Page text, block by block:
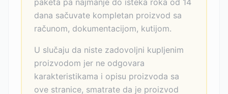
paketa pa najmanje do isteka roka od 14
dana sačuvate kompletan proizvod sa
računom, dokumentacijom, kutijom.
U slučaju da niste zadovoljni kupljenim
proizvodom jer ne odgovara
karakteristikama i opisu proizvoda sa
ove stranice, smatrate da je proizvod